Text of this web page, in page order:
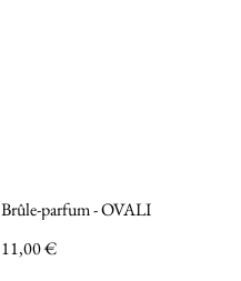
Brûle-parfum - OVALI
11,00 €